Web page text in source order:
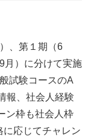
、第１期（6
月）に分けて実施
試験コースのA
報、社会人経験
ン枠も社会人枠
に応じてチャレン